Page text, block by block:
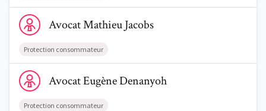
Voir le profil de AvocatMathieu Jacobs
AvocatMathieuJacobs
Protection consommateur
Voir le profil de AvocatEugène Denanyoh
AvocatEugèneDenanyoh
Protection consommateur